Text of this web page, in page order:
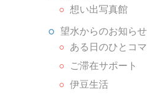
想い出写真館
望水からのお知らせ
ある日のひとコマ
ご滞在サポート
伊豆生活